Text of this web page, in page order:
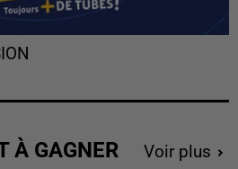
À GAGNER Voir plus